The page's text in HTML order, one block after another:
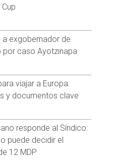
a exgobernador de
por caso Ayotzinapa
viajar a Europa:
y documentos clave
responde al Síndico:
puede decidir el
12 MDP